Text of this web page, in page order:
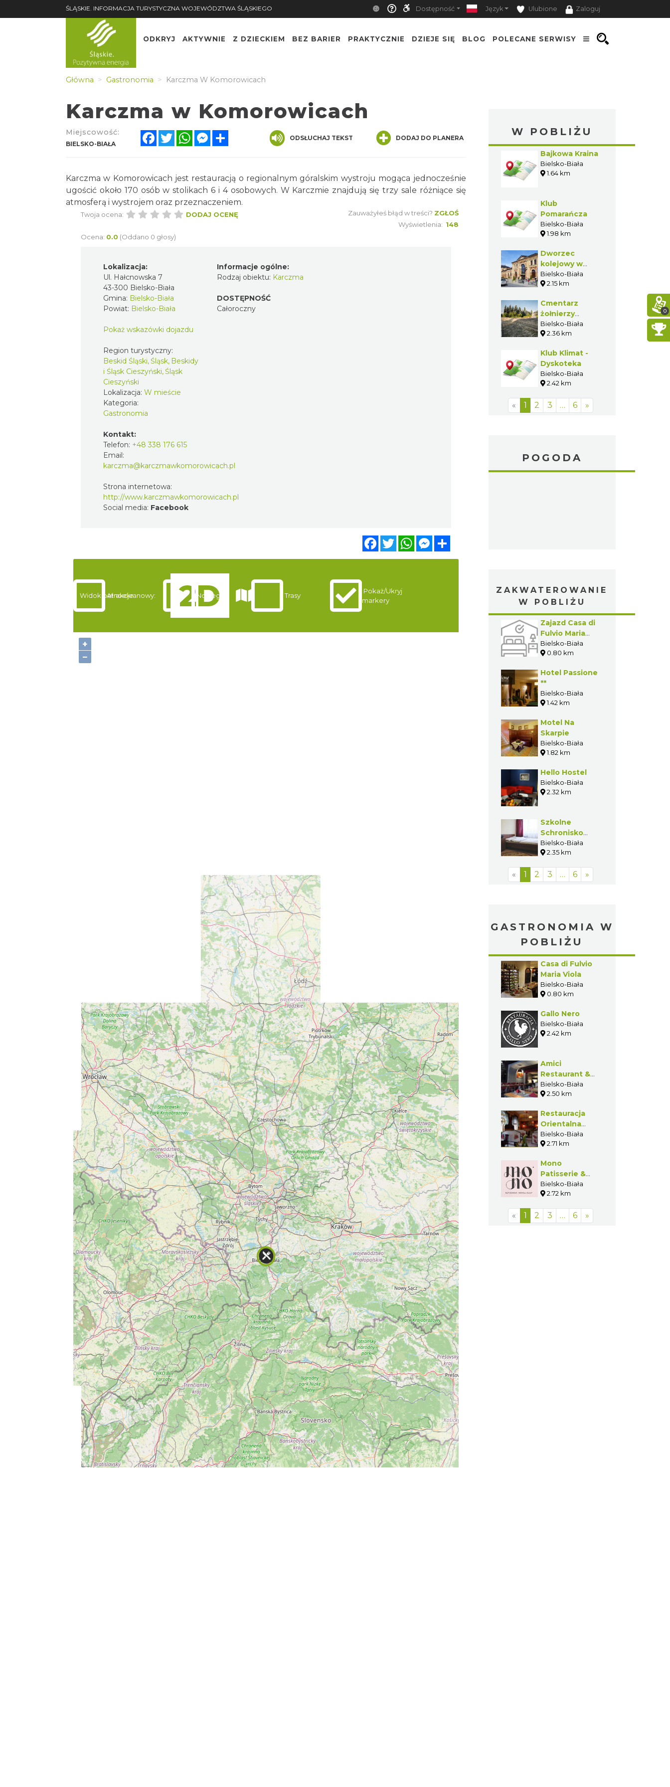
ŚLĄSKIE. INFORMACJA TURYSTYCZNA WOJEWÓDZTWA ŚLĄSKIEGO Dostępność Język Ulubione Zaloguj
ODKRYJ AKTYWNIE Z DZIECKIEM BEZ BARIER PRAKTYCZNIE DZIEJE SIĘ BLOG POLECANE SERWISY
Główna Gastronomia Karczma W Komorowicach
Karczma w Komorowicach
Miejscowość:
BIELSKO-BIAŁA
FacebookTwitterWhatsAppMessenger ODSŁUCHAJ TEKST DODAJ DO PLANERA
Karczma w Komorowicach jest restauracją o regionalnym góralskim wystroju mogąca jednocześnie
ugościć około 170 osób w stolikach 6 i 4 osobowych. W Karczmie znajdują się trzy sale różniące się
atmosferą i wystrojem oraz przeznaczeniem.
Twoja ocena: DODAJ OCENĘ
Ocena: 0.0 (Oddano 0 głosy)
Zauważyłeś błąd w treści? ZGŁOŚ
Wyświetlenia: 148
Lokalizacja:
Ul. Hałcnowska 7
43-300 Bielsko-Biała
Gmina: Bielsko-Biała
Powiat: Bielsko-Biała
Pokaż wskazówki dojazdu
Region turystyczny:
Beskid Śląski, Śląsk, Beskidy
i Śląsk Cieszyński, Śląsk
Cieszyński
Lokalizacja: W mieście
Kategoria:
Gastronomia
Kontakt:
Telefon: +48 338 176 615
Email:
karczma@karczmawkomorowicach.pl
Strona internetowa:
http://www.karczmawkomorowicach.pl
Social media: Facebook
Informacje ogólne:
Rodzaj obiektu: Karczma
DOSTĘPNOŚĆ
Całoroczny
FacebookTwitterWhatsAppMessenger
+
−
Widok pełnoekranowy:
Atrakcje Noclegi Trasy
Pokaż/Ukryj
markery
W POBLIŻU
Bajkowa Kraina
Bielsko-Biała
1.64 km
Klub
Pomarańcza
Bielsko-Biała
1.98 km
Dworzec
kolejowy w
Bielsku-Białej
Bielsko-Biała
2.15 km
Cmentarz
żołnierzy
radzieckich w
Bielsku-Białej
Bielsko-Biała
2.36 km
Klub Klimat -
Dyskoteka
Bielsko-Biała
2.42 km
« 1 2 3 … 6 »
POGODA
ZAKWATEROWANIE
W POBLIŻU
Zajazd Casa di
Fulvio Maria
Viola
Bielsko-Biała
0.80 km
Hotel Passione
**
Bielsko-Biała
1.42 km
Motel Na
Skarpie
Bielsko-Biała
1.82 km
Hello Hostel
Bielsko-Biała
2.32 km
Szkolne
Schronisko
Młodzieżowe
PTSM Bolka i
Bielsko-Biała
2.35 km
« 1 2 3 … 6 »
GASTRONOMIA W
POBLIŻU
Casa di Fulvio
Maria Viola
Bielsko-Biała
0.80 km
Gallo Nero
Bielsko-Biała
2.42 km
Amici
Restaurant &
Bistro
Bielsko-Biała
2.50 km
Restauracja
Orientalna
Adona
Bielsko-Biała
2.71 km
Mono
Patisserie &
Bistro
Bielsko-Biała
2.72 km
« 1 2 3 … 6 »
0